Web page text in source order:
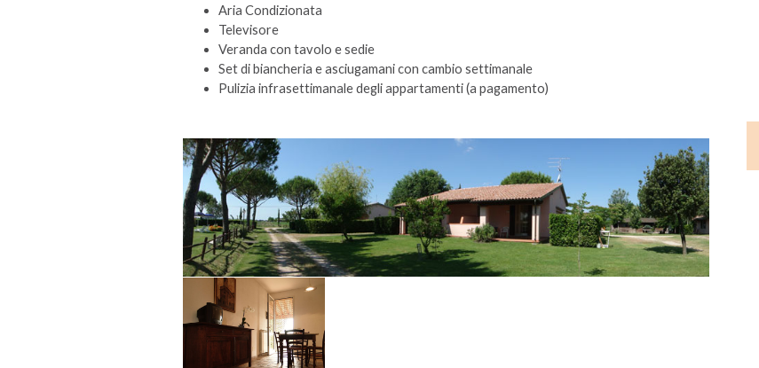
Aria Condizionata
Televisore
Veranda con tavolo e sedie
Set di biancheria e asciugamani con cambio settimanale
Pulizia infrasettimanale degli appartamenti (a pagamento)